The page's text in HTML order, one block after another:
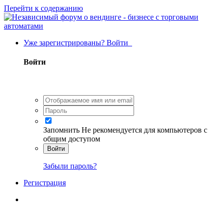
Перейти к содержанию
Уже зарегистрированы? Войти
Войти
Запомнить Не рекомендуется для компьютеров с
общим доступом
Войти
Забыли пароль?
Регистрация